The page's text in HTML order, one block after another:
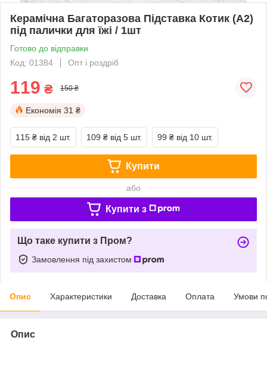
Керамічна Багаторазова Підставка Котик (A2)
під палички для їжі / 1шт
Готово до відправки
Код: 01384
Опт і роздріб
119 ₴ 150 ₴
Економія 31 ₴
115 ₴ від 2 шт. 109 ₴ від 5 шт. 99 ₴ від 10 шт.
Купити
або
Купити з
Що таке купити з Пром?
Замовлення під захистом
Опис Характеристики Доставка Оплата Умови
Опис